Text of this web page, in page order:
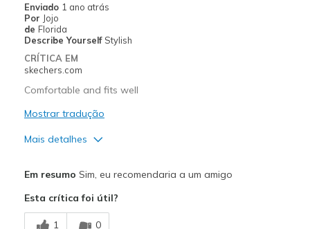
Enviado 1 ano atrás
Por Jojo
de Florida
Describe Yourself Stylish
CRÍTICA EM
skechers.com
Comfortable and fits well
Mostrar tradução
Mais detalhes
Durable
Em resumo Sim, eu recomendaria a um amigo
Esta crítica foi útil?
1 0